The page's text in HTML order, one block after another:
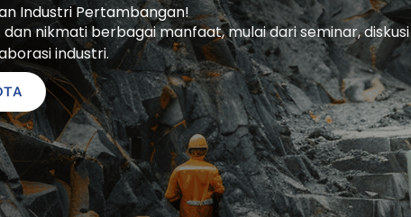
Industri Pertambangan!
nikmati berbagai manfaat, mulai dari seminar, diskusi
industri.